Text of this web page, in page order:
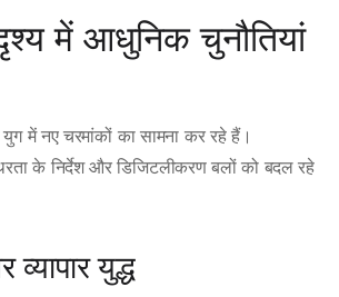
में आधुनिक चुनौतियां
युग में नए चरमांकों का सामना कर रहे हैं।
के निर्देश और डिजिटलीकरण बलों को बदल रहे
युद्ध